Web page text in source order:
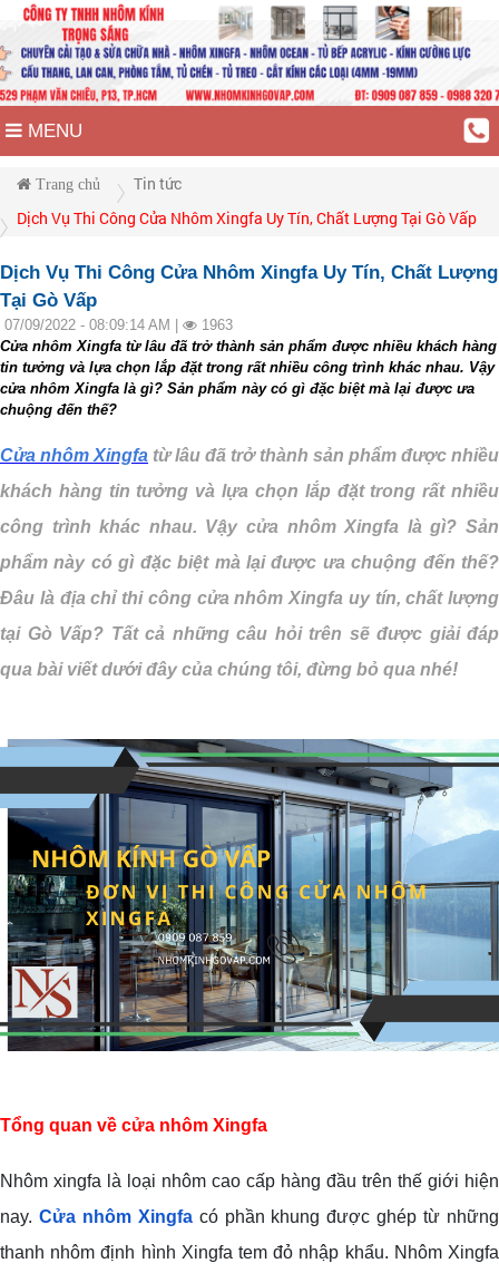
MENU
Trang chủ
Tin tức
Dịch Vụ Thi Công Cửa Nhôm Xingfa Uy Tín, Chất Lượng Tại Gò Vấp
Dịch Vụ Thi Công Cửa Nhôm Xingfa Uy Tín, Chất Lượng
Tại Gò Vấp
07/09/2022 - 08:09:14 AM |
1963
Cửa nhôm Xingfa từ lâu đã trở thành sản phẩm được nhiều khách hàng
tin tưởng và lựa chọn lắp đặt trong rất nhiều công trình khác nhau. Vậy
cửa nhôm Xingfa là gì? Sản phẩm này có gì đặc biệt mà lại được ưa
chuộng đến thế?
Cửa nhôm Xingfa từ lâu đã trở thành sản phẩm được nhiều
khách hàng tin tưởng và lựa chọn lắp đặt trong rất nhiều
công trình khác nhau. Vậy cửa nhôm Xingfa là gì? Sản
phẩm này có gì đặc biệt mà lại được ưa chuộng đến thế?
Đâu là địa chỉ thi công cửa nhôm Xingfa uy tín, chất lượng
tại Gò Vấp? Tất cả những câu hỏi trên sẽ được giải đáp
qua bài viết dưới đây của chúng tôi, đừng bỏ qua nhé!
Tổng quan về cửa nhôm Xingfa
Nhôm xingfa là loại nhôm cao cấp hàng đầu trên thế giới hiện
nay. Cửa nhôm Xingfacó phần khung được ghép từ những
thanh nhôm định hình Xingfa tem đỏ nhập khẩu. Nhôm Xingfa